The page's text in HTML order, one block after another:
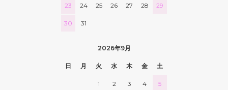
23 24 25 26 27 28 29
30 31
2026年9月
日 月 火 水 木 金 土
1 2 3 4 5